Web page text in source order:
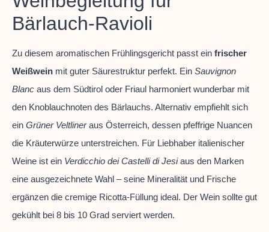
Bärlauch-Ravioli
Zu diesem aromatischen Frühlingsgericht passt ein frischer
Weißwein mit guter Säurestruktur perfekt. Ein Sauvignon
Blanc aus dem Südtirol oder Friaul harmoniert wunderbar mit
den Knoblauchnoten des Bärlauchs. Alternativ empfiehlt sich
ein Grüner Veltlineraus Österreich, dessen pfeffrige Nuancen
die Kräuterwürze unterstreichen. Für Liebhaber italienischer
Weine ist ein Verdicchio dei Castelli di Jesiaus den Marken
eine ausgezeichnete Wahl – seine Mineralität und Frische
ergänzen die cremige Ricotta-Füllung ideal. Der Wein sollte gut
gekühlt bei 8 bis 10 Grad serviert werden.